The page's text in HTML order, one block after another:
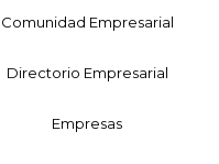
Comunidad Empresarial
Directorio Empresarial
Empresas